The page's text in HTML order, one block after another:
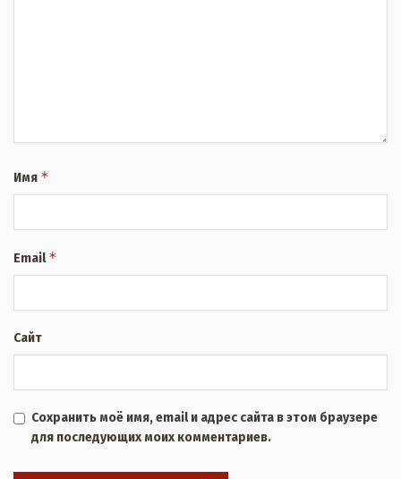
Имя *
Email*
Сайт
Сохранить моё имя, email и адрес сайта в этом браузере
для последующих моих комментариев.